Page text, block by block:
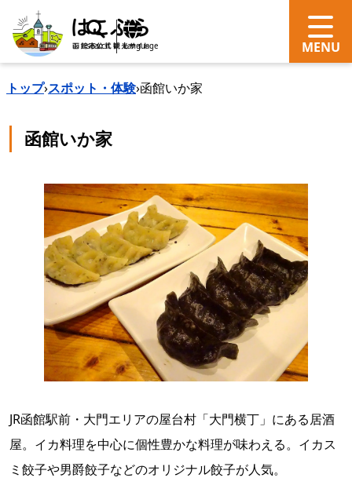
search Language
トップ›スポット・体験›函館いか家
函館いか家
JR函館駅前・大門エリアの屋台村「大門横丁」にある居酒
屋。イカ料理を中心に個性豊かな料理が味わえる。イカス
ミ餃子や男爵餃子などのオリジナル餃子が人気。